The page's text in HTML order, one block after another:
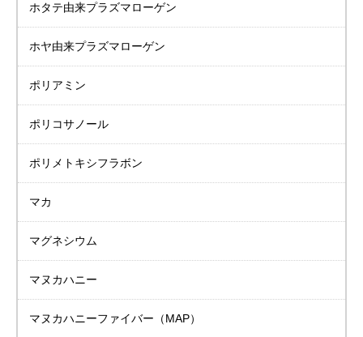
ホタテ由来プラズマローゲン
ホヤ由来プラズマローゲン
ポリアミン
ポリコサノール
ポリメトキシフラボン
マカ
マグネシウム
マヌカハニー
マヌカハニーファイバー（MAP）